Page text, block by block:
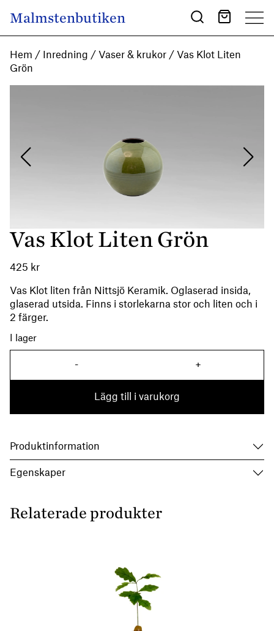
Main Navigation
Malmstenbutiken
Hem / Inredning / Vaser & krukor / Vas Klot Liten
Grön
Vas Klot Liten Grön
425 kr
Vas Klot liten från Nittsjö Keramik. Oglaserad insida,
glaserad utsida. Finns i storlekarna stor och liten och i
2 färger.
I lager
- Vas Klot Liten Grön mängd
+
Lägg till i varukorg
Produktinformation
Egenskaper
Relaterade produkter